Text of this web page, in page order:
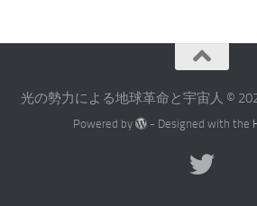
光の勢力による地球革命と宇宙人 ©
Powered by - Designed with the